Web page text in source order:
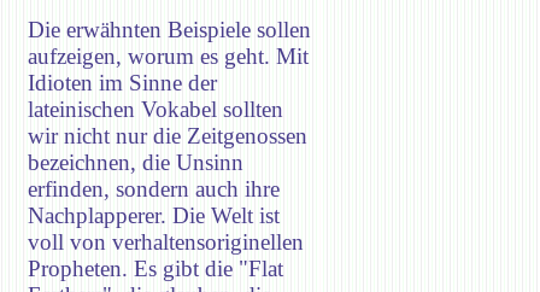
Die erwähnten Beispiele sollen
aufzeigen, worum es geht. Mit
Idioten im Sinne der
lateinischen Vokabel sollten
wir nicht nur die Zeitgenossen
bezeichnen, die Unsinn
erfinden, sondern auch ihre
Nachplapperer. Die Welt ist
voll von verhaltensoriginellen
Propheten. Es gibt die "Flat